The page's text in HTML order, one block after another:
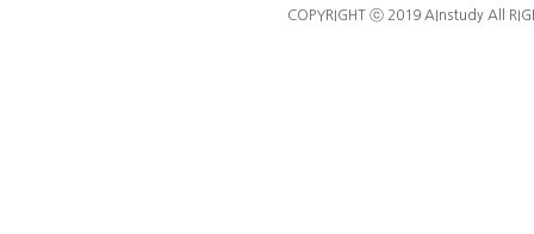
COPYRIGHT ⓒ 2019 AInstudy All